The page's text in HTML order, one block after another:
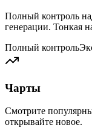
Полный контроль
генерации. Тонкая
Полный контроль
Чарты
Смотрите
открывайте новое.